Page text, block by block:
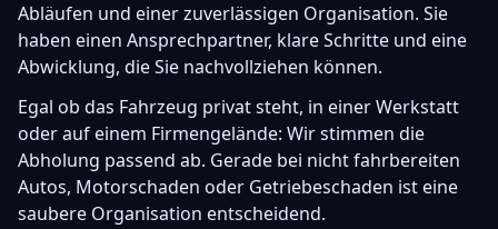
Abläufen und einer zuverlässigen Organisation. Sie
haben einen Ansprechpartner, klare Schritte und eine
Abwicklung, die Sie nachvollziehen können.
Egal ob das Fahrzeug privat steht, in einer Werkstatt
oder auf einem Firmengelände: Wir stimmen die
Abholung passend ab. Gerade bei nicht fahrbereiten
Autos, Motorschaden oder Getriebeschaden ist eine
saubere Organisation entscheidend.